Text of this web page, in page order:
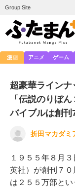
Group Site
漫画 アニメ ゲーム
超豪華ライン
「伝説のりぼ
バイブルは創刊
折田マカダミ
１９５５年８月
英社）が創刊７
は２５５万部と